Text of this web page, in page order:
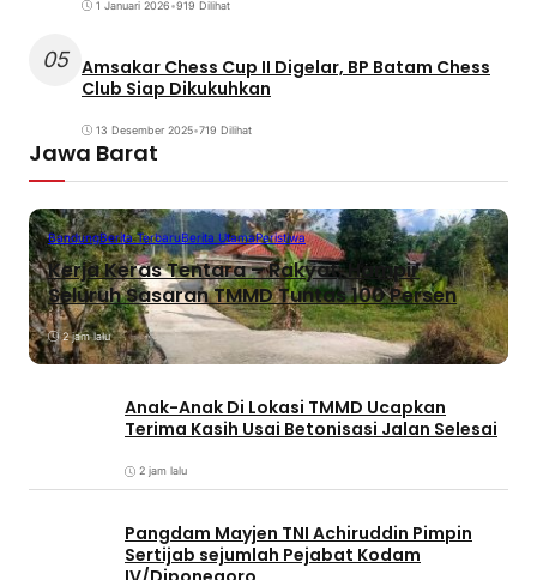
1 Januari 2026•919 Dilihat
05 Amsakar Chess Cup II Digelar, BP Batam Chess
Club Siap Dikukuhkan
13 Desember 2025•719 Dilihat
Jawa Barat
BandungBerita TerbaruBerita UtamaPeristiwa
Kerja Keras Tentara – Rakyat, Hampir
Seluruh Sasaran TMMD Tuntas 100 Persen
2 jam lalu
Anak-Anak Di Lokasi TMMD Ucapkan
Terima Kasih Usai Betonisasi Jalan Selesai
2 jam lalu
Pangdam Mayjen TNI Achiruddin Pimpin
Sertijab sejumlah Pejabat Kodam